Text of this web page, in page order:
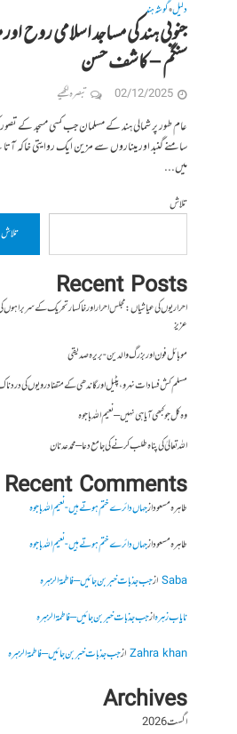
دلیل•گوشہ ہند
جنوبی ہند کی مساجد اسلامی روح
سنگم – کاشف حسن
02/12/2025 تبصرہ لکھیے
عام طور پر شمالی ہند کے مسلمان جب کسی مسجد کے
سامنے گنبد اور میناروں سے مزین ایک روایتی خاکہ
میں...
تلاش
تلاش
Recent Posts
احراریوں کی عیاشیاں : مجلس احرار اور خاکسار تحریک کے سربراہوں
عزیز
موبائل فون اور بزرگ والدین- بریرہ صدیقی
مسلم کش فسادات نہرو، پٹیل اور گاندھی کے متضاد رویوں کی درد ناک داستان (2)-
وہ کل جو کبھی آیا ہی نہیں – نعیم اللہ باجوہ
اللہ تعالیٰ کی پناہ طلب کرنے کی جامع دعا – محمد عدنان
Recent Comments
طاہرہ مسعودازجہاں دائرے ختم ہوتے ہیں- نعیم اللہ باجوہ
طاہرہ مسعودازجہاں دائرے ختم ہوتے ہیں- نعیم اللہ باجوہ
Sabaازجب جذبات خبر بن جائیں – فاطمۃالزہرہ
نایاب زہرہازجب جذبات خبر بن جائیں – فاطمۃالزہرہ
Zahra khanازجب جذبات خبر بن جائیں – فاطمۃالزہرہ
Archives
اگست 2026